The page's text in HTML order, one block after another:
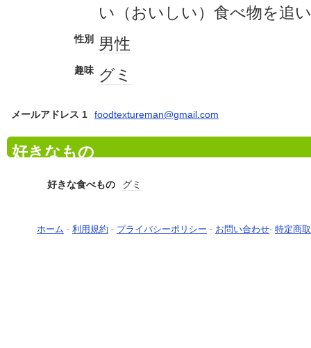
い（おいしい）食べ物を追
性別 男性
趣味 グミ
メールアドレス 1 foodtextureman@gmail.com
好きなもの
好きな食べもの グミ
ホーム - 利用規約 - プライバシーポリシー - お問い合わせ- 特定商